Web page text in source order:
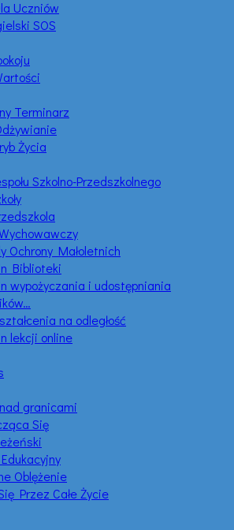
Uczniów
SOS
Terminarz
Życia
Szkolno-Przedszkolnego
Ochrony Małoletnich
Biblioteki
wypożyczania i udostępniania
na odległość
lekcji online
granicami
Się
Oblężenie
Przez Całe Życie